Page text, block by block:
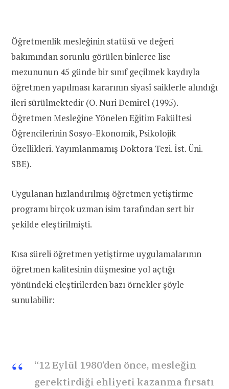
Öğretmenlik mesleğinin statüsü ve değeri
bakımından sorunlu görülen binlerce lise
mezununun 45 günde bir sınıf geçilmek kaydıyla
öğretmen yapılması kararının siyasî saiklerle alındığı
ileri sürülmektedir (O. Nuri Demirel (1995).
Öğretmen Mesleğine Yönelen Eğitim Fakültesi
Öğrencilerinin Sosyo-Ekonomik, Psikolojik
Özellikleri. Yayımlanmamış Doktora Tezi. İst. Üni.
SBE).
Uygulanan hızlandırılmış öğretmen yetiştirme
programı birçok uzman isim tarafından sert bir
şekilde eleştirilmişti.
Kısa süreli öğretmen yetiştirme uygulamalarının
öğretmen kalitesinin düşmesine yol açtığı
yönündeki eleştirilerden bazı örnekler şöyle
sunulabilir:
“12 Eylül 1980’den önce, mesleğin
gerektirdiği ehliyeti kazanma fırsatı